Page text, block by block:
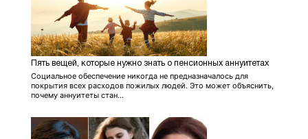
Пять вещей, которые нужно знать о пенсионных аннуитетах
Социальное обеспечение никогда не предназначалось для
покрытия всех расходов пожилых людей. Это может объяснить,
почему аннуитеты стан...